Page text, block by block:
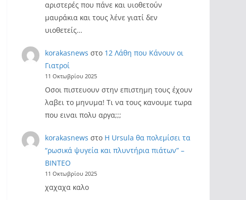
αριστερές που πάνε και υιοθετούν
μαυράκια και τους λένε γιατί δεν
υιοθετείς…
korakasnews στο 12 Λάθη που Κάνουν οι
Γιατροί
11 Οκτωβρίου 2025
Οσοι πιστευουν στην επιστημη τους έχουν
λαβει το μηνυμα! Τι να τους κανουμε τωρα
που ειναι πολυ αργα;;;
korakasnews στο Η Ursula θα πολεμίσει τα
“ρωσικά ψυγεία και πλυντήρια πιάτων” –
ΒΙΝΤΕΟ
11 Οκτωβρίου 2025
χαχαχα καλο